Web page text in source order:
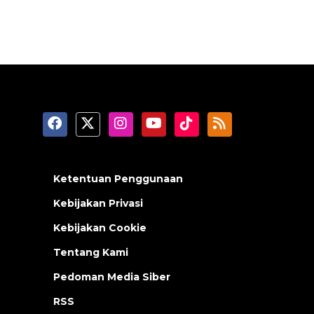
Ketentuan Penggunaan
Kebijakan Privasi
Kebijakan Cookie
Tentang Kami
Pedoman Media Siber
RSS